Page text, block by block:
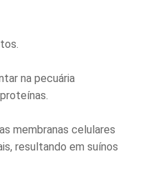
na pecuária
membranas celulares
resultando em suínos